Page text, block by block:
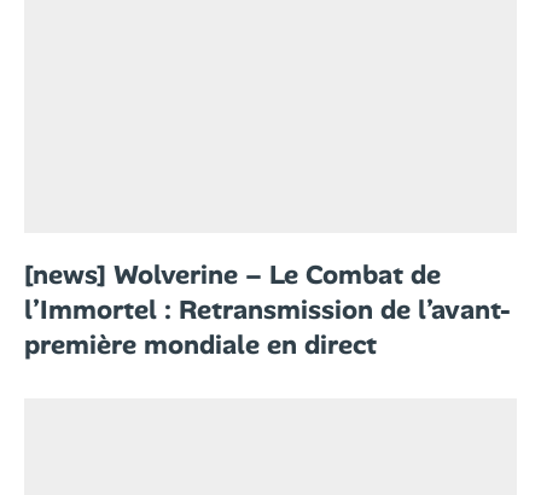
[news] Wolverine – Le Combat de
l’Immortel : Retransmission de l’avant-
première mondiale en direct